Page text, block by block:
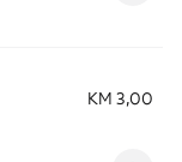
KM 3,00